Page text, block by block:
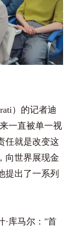
）的记者迪
一直被单一视
任就是改变这
向世界展现金
提出了一系列
库马尔："首